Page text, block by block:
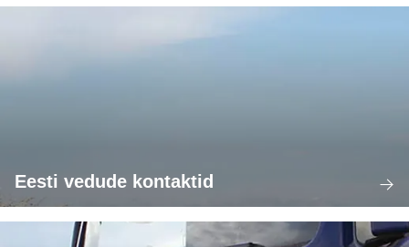
Eesti vedude kontaktid